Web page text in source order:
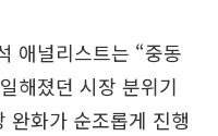
애널리스트는 “중동
해졌던 시장 분위기
완화가 순조롭게 진행